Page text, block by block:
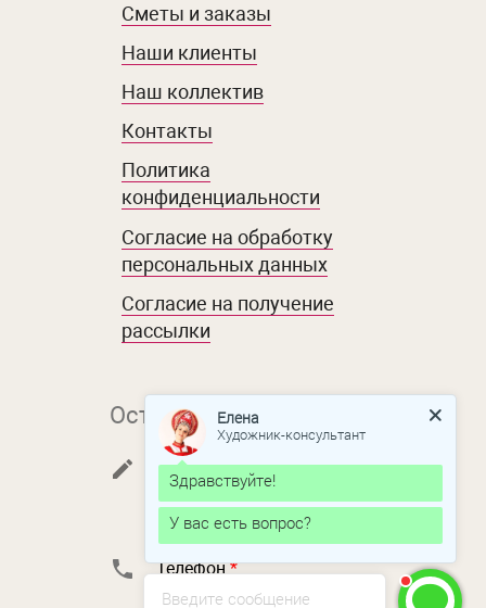
Сметы и заказы
Наши клиенты
Наш коллектив
Контакты
Политика
конфиденциальности
Согласие на обработку
персональных данных
Согласие на получение
рассылки
Остались вопросы?
Вопрос
Телефон *
Введите сообщение
Елена
Художник-консультант
Здравствуйте!
У вас есть вопрос?